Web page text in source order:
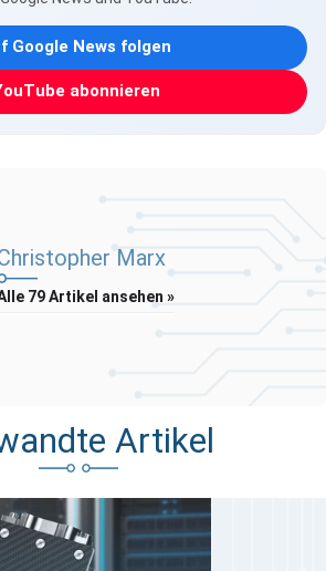
Google News folgen
abonnieren
Marx
79 Artikel ansehen »
Artikel